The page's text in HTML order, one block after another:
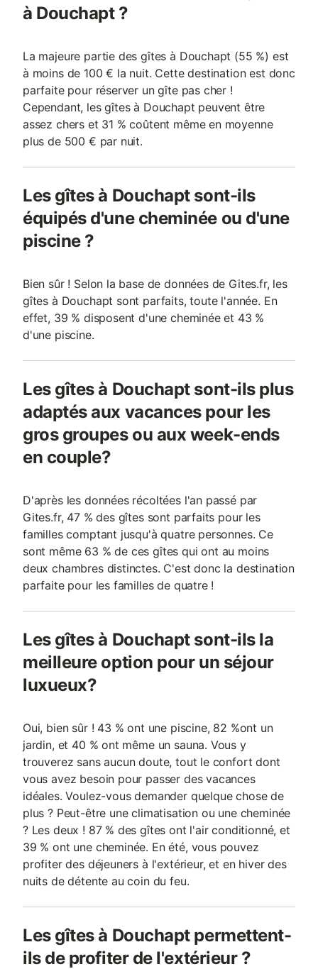
à Douchapt ?
La majeure partie des gîtes à Douchapt (55 %) est
à moins de 100 € la nuit. Cette destination est donc
parfaite pour réserver un gîte pas cher !
Cependant, les gîtes à Douchapt peuvent être
assez chers et 31 % coûtent même en moyenne
plus de 500 € par nuit.
Les gîtes à Douchapt sont-ils
équipés d'une cheminée ou d'une
piscine ?
Bien sûr ! Selon la base de données de Gites.fr, les
gîtes à Douchapt sont parfaits, toute l'année. En
effet, 39 % disposent d'une cheminée et 43 %
d'une piscine.
Les gîtes à Douchapt sont-ils plus
adaptés aux vacances pour les
gros groupes ou aux week-ends
en couple?
D'après les données récoltées l'an passé par
Gites.fr, 47 % des gîtes sont parfaits pour les
familles comptant jusqu'à quatre personnes. Ce
sont même 63 % de ces gîtes qui ont au moins
deux chambres distinctes. C'est donc la destination
parfaite pour les familles de quatre !
Les gîtes à Douchapt sont-ils la
meilleure option pour un séjour
luxueux?
Oui, bien sûr ! 43 % ont une piscine, 82 %ont un
jardin, et 40 % ont même un sauna. Vous y
trouverez sans aucun doute, tout le confort dont
vous avez besoin pour passer des vacances
idéales. Voulez-vous demander quelque chose de
plus ? Peut-être une climatisation ou une cheminée
? Les deux ! 87 % des gîtes ont l'air conditionné, et
39 % ont une cheminée. En été, vous pouvez
profiter des déjeuners à l'extérieur, et en hiver des
nuits de détente au coin du feu.
Les gîtes à Douchapt permettent-
ils de profiter de l'extérieur ?